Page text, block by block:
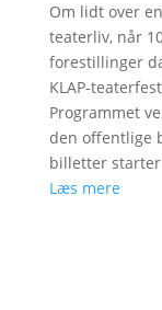
Om lidt over
teaterliv, når
forestillinger
KLAP-
Programmet
den offentlige
billetter
Læs mere